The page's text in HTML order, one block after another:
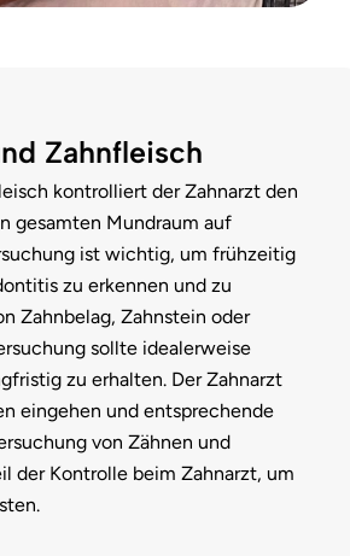
Zahnfleisch
kontrolliert der Zahnarzt den
gesamten Mundraum auf
ist wichtig, um frühzeitig
zu erkennen und zu
Zahnbelag, Zahnstein oder
sollte idealerweise
zu erhalten. Der Zahnarzt
eingehen und entsprechende
von Zähnen und
der Kontrolle beim Zahnarzt, um